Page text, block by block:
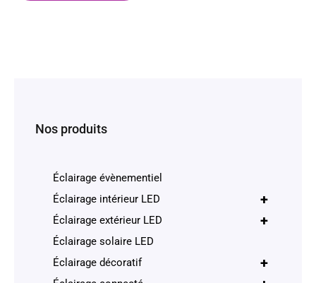
Nos produits
Éclairage évènementiel
+
Éclairage intérieur LED
+
Éclairage extérieur LED
Éclairage solaire LED
+
Éclairage décoratif